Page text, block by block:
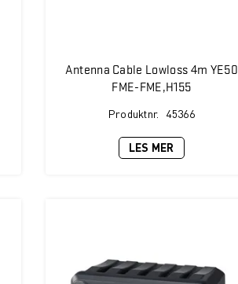
Antenna Cable Lowloss 4m YE50
FME-FME,H155
Produktnr. 45366
LES MER